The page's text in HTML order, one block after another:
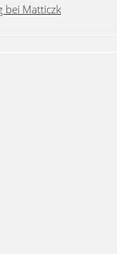
bei Matticzk